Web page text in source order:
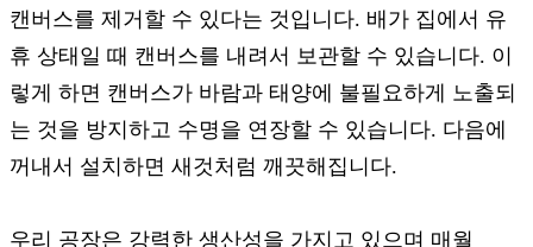
캔버스를 제거할 수 있다는 것입니다. 배가 집에서 유
휴 상태일 때 캔버스를 내려서 보관할 수 있습니다. 이
렇게 하면 캔버스가 바람과 태양에 불필요하게 노출되
는 것을 방지하고 수명을 연장할 수 있습니다. 다음에
꺼내서 설치하면 새것처럼 깨끗해집니다.
우리 공장은 강력한 생산성을 가지고 있으며 매월